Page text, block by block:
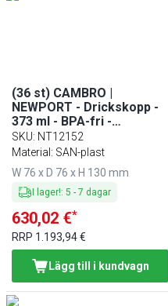
(36 st) CAMBRO |
NEWPORT - Drickskopp -
373 ml - BPA-fri -
Transparent
SKU: NT12152
Material: SAN-plast
W 76 x D 76 x H 130 mm
I lager!: 5 - 7 dagar
630,02 €*
RRP 1.193,94 €
Lägg till i kundvagn